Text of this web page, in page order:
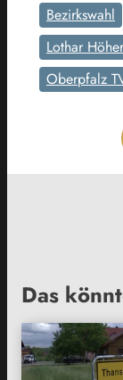
Bezirkswahl
Lothar Höher
Oberpfalz
Das